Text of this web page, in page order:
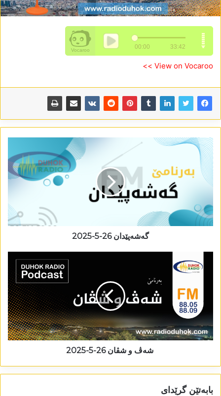
View on Vocaroo >>
گەشەپێدان 26-5-2025
شەڤ و شڤان 26-5-2025
بابەتێن گرێدای